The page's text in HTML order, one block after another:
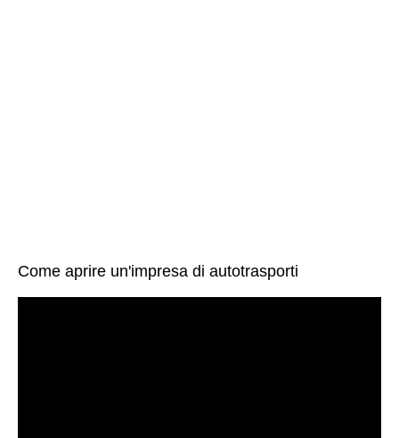
Come aprire un'impresa di autotrasporti